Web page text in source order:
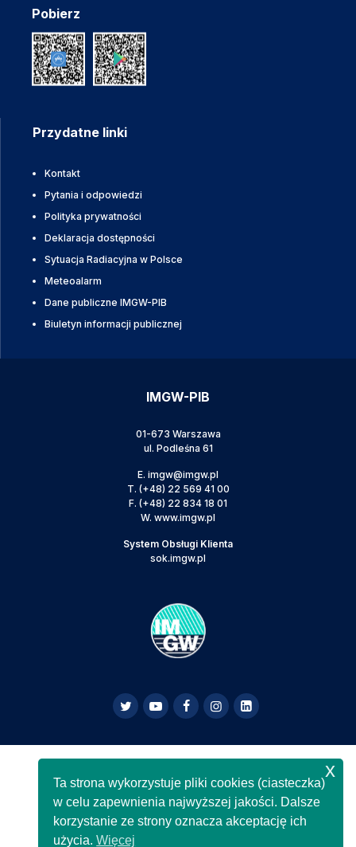
Pobierz
Przydatne linki
Kontakt
Pytania i odpowiedzi
Polityka prywatności
Deklaracja dostępności
Sytuacja Radiacyjna w Polsce
Meteoalarm
Dane publiczne IMGW-PIB
Biuletyn informacji publicznej
IMGW-PIB
01-673 Warszawa
ul. Podleśna 61
E. imgw@imgw.pl
T. (+48) 22 569 41 00
F. (+48) 22 834 18 01
W. www.imgw.pl
System Obsługi Klienta
sok.imgw.pl
PIB,
Copyright IMGW-PIB Wszelkie prawa zastrzeżone
Ta strona wykorzystuje pliki cookies (ciasteczka)
w celu zapewnienia najwyższej jakości. Dalsze
korzystanie ze strony oznacza akceptację ich
użycia.Więcej
x